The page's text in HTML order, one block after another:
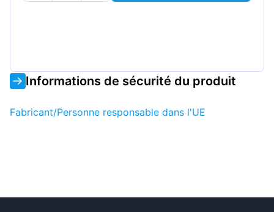
Informations de sécurité du produit
Fabricant/Personne responsable dans l'UE